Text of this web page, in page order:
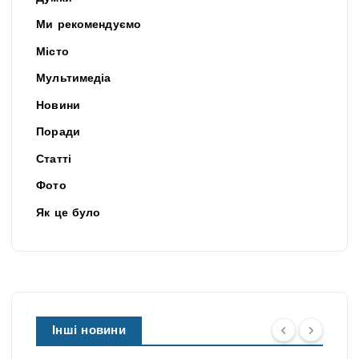
Ми рекомендуємо
Місто
Мультимедіа
Новини
Поради
Статті
Фото
Як це було
Інші новини